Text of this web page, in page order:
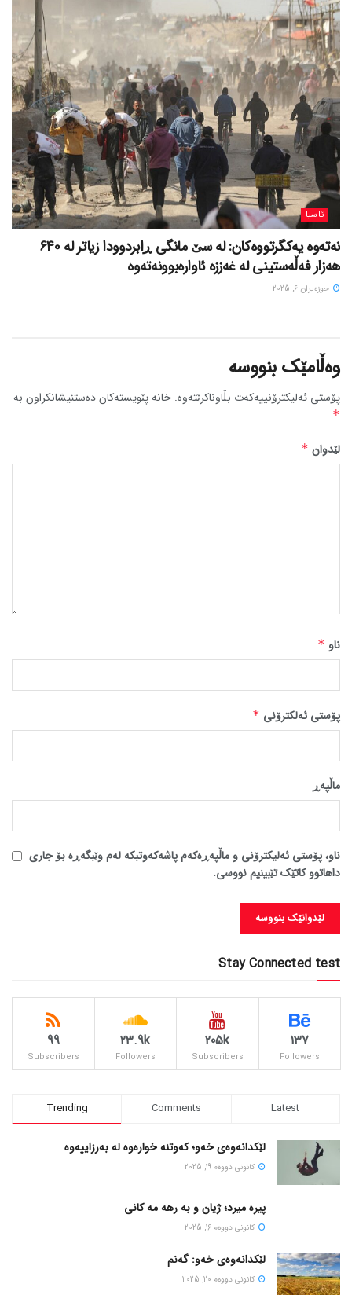
ئاسیا
نەتەوە یەکگرتووەکان: لە سێ مانگی ڕابردوودا زیاتر لە 640
هەزار فەڵەستینی لە غەززە ئاوارەبوونەتەوە
حوزه‌یران 6, 2025
وەڵامێک بنووسە
پۆستی ئەلیکترۆنییەکەت بڵاوناکرێتەوە. خانە پێویستەکان دەستنیشانکراون بە
*
لێدوان *
ناو *
پۆستی ئەلکترۆنی *
ماڵپه‌ڕ
ناو، پۆستی ئەلیکترۆنی و ماڵپەڕەکەم پاشەکەوتبکە لەم وێبگەڕە بۆ جاری
داهاتوو کاتێک تێبینیم نووسی.
Stay Connected test
137
Followers
205k
Subscribers
23.9k
Followers
99
Subscribers
Trending Comments Latest
لێکدانەوەی خەو؛ کەوتنە خوارەوە لە بەرزاییەوە
كانونی دووه‌م 19, 2025
پیره میرد؛ ژیان و به رهه مه کانی
كانونی دووه‌م 16, 2025
لێکدانەوەی خەو: گەنم
كانونی دووه‌م 20, 2025